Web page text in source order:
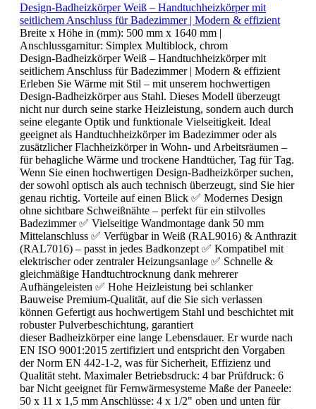
Design-Badheizkörper Weiß – Handtuchheizkörper mit
seitlichem Anschluss für Badezimmer | Modern & effizient
Breite x Höhe in (mm): 500 mm x 1640 mm |
Anschlussgarnitur: Simplex Multiblock, chrom
Design-Badheizkörper Weiß – Handtuchheizkörper mit
seitlichem Anschluss für Badezimmer | Modern & effizient
Erleben Sie Wärme mit Stil – mit unserem hochwertigen
Design-Badheizkörper aus Stahl. Dieses Modell überzeugt
nicht nur durch seine starke Heizleistung, sondern auch durch
seine elegante Optik und funktionale Vielseitigkeit. Ideal
geeignet als Handtuchheizkörper im Badezimmer oder als
zusätzlicher Flachheizkörper in Wohn- und Arbeitsräumen –
für behagliche Wärme und trockene Handtücher, Tag für Tag.
Wenn Sie einen hochwertigen Design-Badheizkörper suchen,
der sowohl optisch als auch technisch überzeugt, sind Sie hier
genau richtig. Vorteile auf einen Blick ✅ Modernes Design
ohne sichtbare Schweißnähte – perfekt für ein stilvolles
Badezimmer ✅ Vielseitige Wandmontage dank 50 mm
Mittelanschluss ✅ Verfügbar in Weiß (RAL9016) & Anthrazit
(RAL7016) – passt in jedes Badkonzept ✅ Kompatibel mit
elektrischer oder zentraler Heizungsanlage ✅ Schnelle &
gleichmäßige Handtuchtrocknung dank mehrerer
Aufhängeleisten ✅ Hohe Heizleistung bei schlanker
Bauweise Premium-Qualität, auf die Sie sich verlassen
können Gefertigt aus hochwertigem Stahl und beschichtet mit
robuster Pulverbeschichtung, garantiert
dieser Badheizkörper eine lange Lebensdauer. Er wurde nach
EN ISO 9001:2015 zertifiziert und entspricht den Vorgaben
der Norm EN 442-1-2, was für Sicherheit, Effizienz und
Qualität steht. Maximaler Betriebsdruck: 4 bar Prüfdruck: 6
bar Nicht geeignet für Fernwärmesysteme Maße der Paneele:
50 x 11 x 1,5 mm Anschlüsse: 4 x 1/2" oben und unten für